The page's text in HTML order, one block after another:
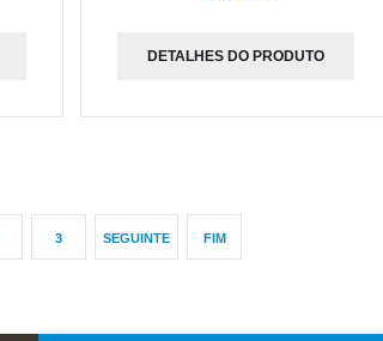
DETALHES DO PRODUTO
3 SEGUINTE FIM